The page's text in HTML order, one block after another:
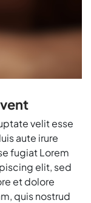
velit esse
aute irure
fugiat Lorem
elit, sed
et dolore
quis nostrud